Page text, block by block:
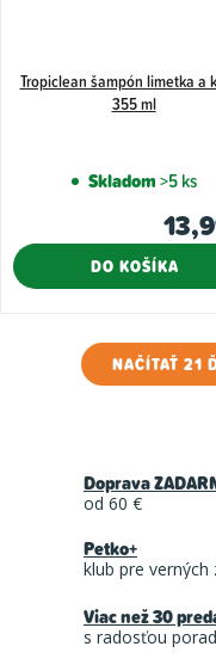
Tropiclean šampón limetka a
355 ml
Skladom>5 ks
DO KOŠÍKA
NAČÍTAŤ 21
Doprava
od 60 €
Petko+
klub pre verných
Viac než 30
s radosťou